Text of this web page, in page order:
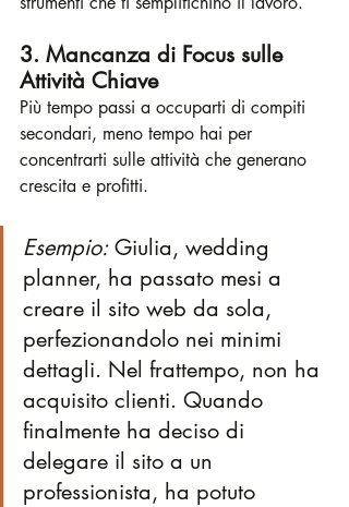
3. Mancanza di Focus sulle
Attività Chiave
Più tempo passi a occuparti di compiti
secondari, meno tempo hai per
concentrarti sulle attività che generano
crescita e profitti.
Esempio: Giulia, wedding
planner, ha passato mesi a
creare il sito web da sola,
perfezionandolo nei minimi
dettagli. Nel frattempo, non ha
acquisito clienti. Quando
finalmente ha deciso di
delegare il sito a un
professionista, ha potuto